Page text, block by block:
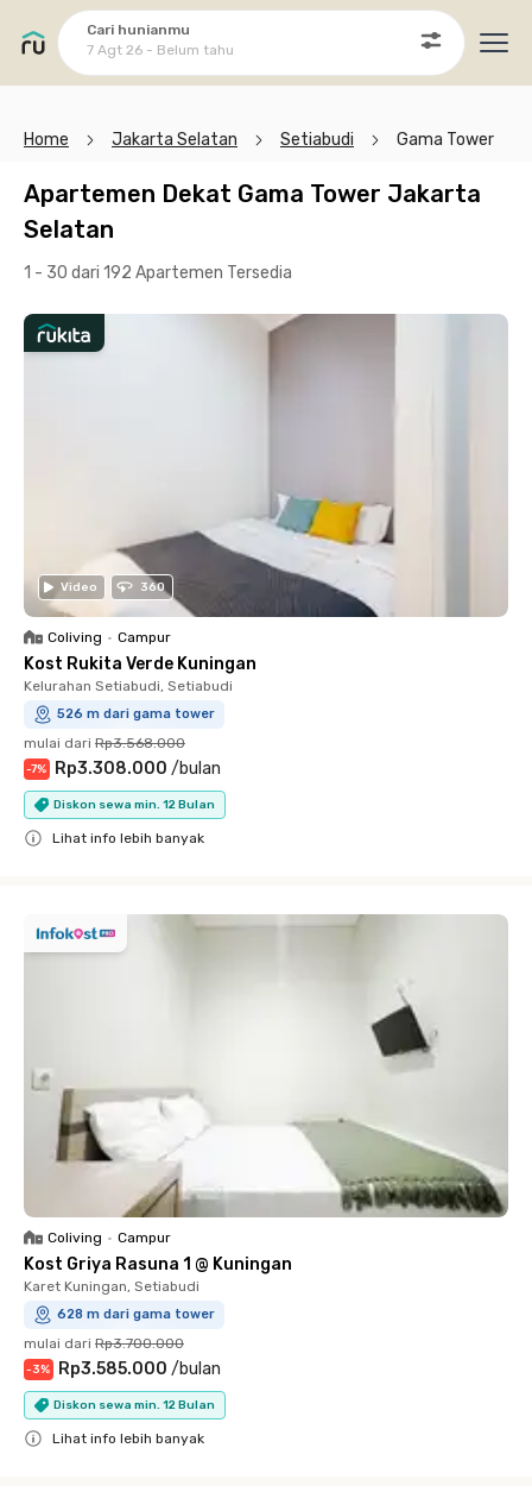
Cari hunianmu
7 Agt 26 - Belum tahu
Home Jakarta Selatan Setiabudi Gama Tower
Apartemen Dekat Gama Tower Jakarta
Selatan
1 - 30 dari 192 Apartemen Tersedia
Video 360
Coliving • Campur
Kost Rukita Verde Kuningan
Kelurahan Setiabudi, Setiabudi
526 m dari gama tower
mulai dari Rp3.568.000
-7% Rp3.308.000 /bulan
Diskon sewa min. 12 Bulan
Lihat info lebih banyak
Coliving • Campur
Kost Griya Rasuna 1 @ Kuningan
Karet Kuningan, Setiabudi
628 m dari gama tower
mulai dari Rp3.700.000
-3% Rp3.585.000 /bulan
Diskon sewa min. 12 Bulan
Lihat info lebih banyak